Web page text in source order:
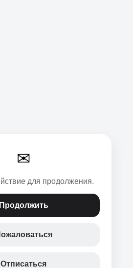
✉
для продолжения.
Продолжить
Отписаться